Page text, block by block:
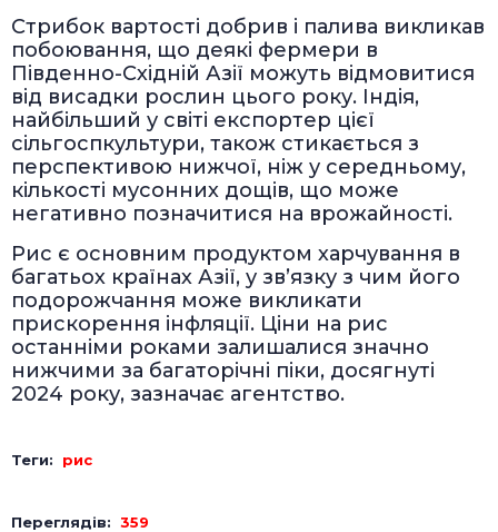
Стрибок вартості добрив і палива викликав
побоювання, що деякі фермери в
Південно-Східній Азії можуть відмовитися
від висадки рослин цього року. Індія,
найбільший у світі експортер цієї
сільгоспкультури, також стикається з
перспективою нижчої, ніж у середньому,
кількості мусонних дощів, що може
негативно позначитися на врожайності.
Рис є основним продуктом харчування в
багатьох країнах Азії, у зв’язку з чим його
подорожчання може викликати
прискорення інфляції. Ціни на рис
останніми роками залишалися значно
нижчими за багаторічні піки, досягнуті
2024 року, зазначає агентство.
Теги: рис
Переглядів: 359